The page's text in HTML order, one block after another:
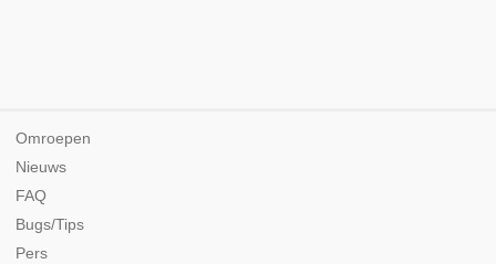
Omroepen
Nieuws
FAQ
Bugs/Tips
Pers